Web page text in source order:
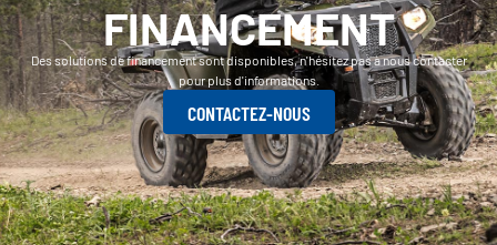
FINANCEMENT
Des solutions de financement sont disponibles, n'hésitez pas à nous contacter
pour plus d'informations.